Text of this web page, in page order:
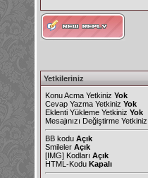
Yetkileriniz
Konu Acma Yetkiniz Yok
Cevap Yazma Yetkiniz Yok
Eklenti Yükleme Yetkiniz Yok
Mesajınızı Değiştirme Yetkiniz
BB kodu Açık
Smileler Açık
[IMG] Kodları Açık
HTML-Kodu Kapalı